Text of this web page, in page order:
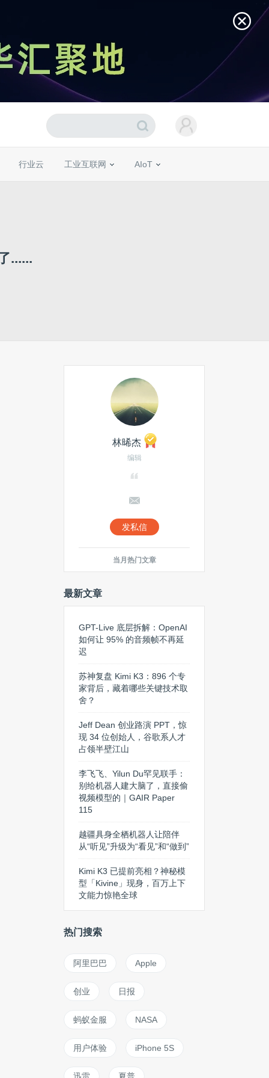
行业云 工业互联网 AIoT
......
林晞杰
编辑
发私信
当月热门文章
最新文章
GPT-Live 底层拆解：OpenAI
如何让 95% 的音频帧不再延
迟
苏神复盘 Kimi K3：896 个专
家背后，藏着哪些关键技术取
舍？
Jeff Dean 创业路演 PPT，惊
现 34 位创始人，谷歌系人才
占领半壁江山
李飞飞、Yilun Du罕见联手：
别给机器人建大脑了，直接偷
视频模型的｜GAIR Paper
115
越疆具身全栖机器人让陪伴
从“听见”升级为“看见”和“做到”
Kimi K3 已提前亮相？神秘模
型「Kivine」现身，百万上下
文能力惊艳全球
热门搜索
阿里巴巴 Apple
创业 日报
蚂蚁金服 NASA
用户体验 iPhone 5S